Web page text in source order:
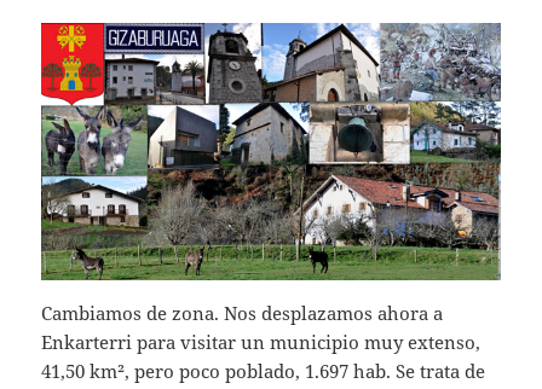
Cambiamos de zona. Nos desplazamos ahora a
Enkarterri para visitar un municipio muy extenso,
41,50 km², pero poco poblado, 1.697 hab. Se trata de